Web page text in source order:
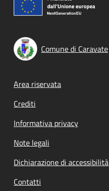
Comune di Caravate
Footer menu
Area riservata
Crediti
Informativa privacy
Note legali
Dichiarazione di accessibilità
Contatti